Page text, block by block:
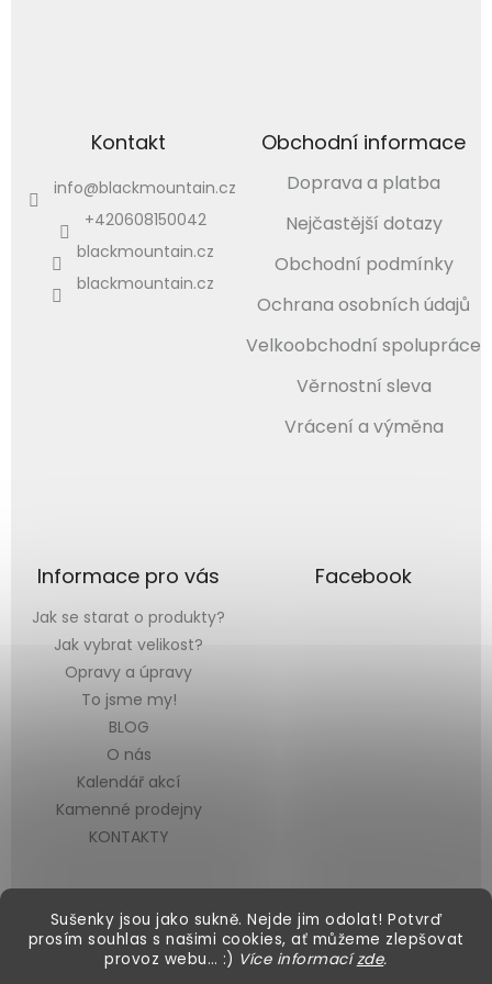
Sušenky jsou jako sukně. Nejde jim odolat! Potvrď
prosím souhlas s našimi cookies, ať můžeme zlepšovat
provoz webu… :) Více informacízde.
Kontakt
info@blackmountain.cz
+420608150042
blackmountain.cz
blackmountain.cz
Obchodní informace
Doprava a platba
Nejčastější dotazy
Obchodní podmínky
Ochrana osobních údajů
Velkoobchodní spolupráce
Věrnostní sleva
Vrácení a výměna
Informace pro vás
Jak se starat o produkty?
Jak vybrat velikost?
Opravy a úpravy
To jsme my!
BLOG
O nás
Kalendář akcí
Kamenné prodejny
KONTAKTY
Facebook
Vytvořil Shoptet &